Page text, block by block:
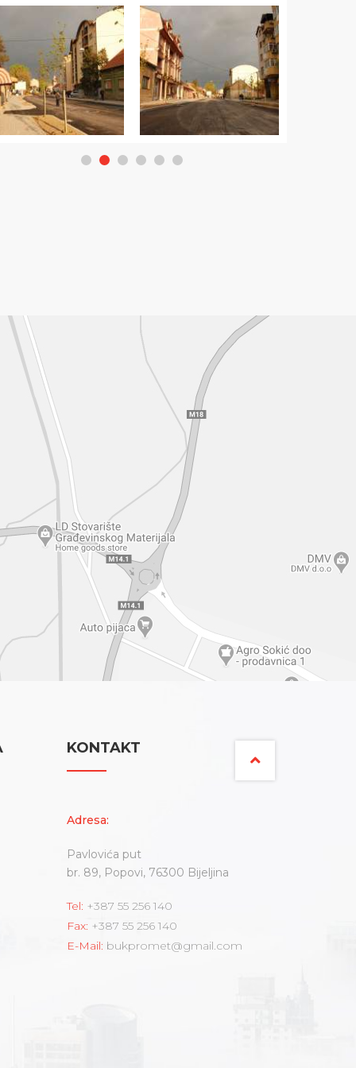
KONTAKT
Adresa:
Pavlovića put
br. 89, Popovi, 76300 Bijeljina
Tel: +387 55 256 140
Fax: +387 55 256 140
E-Mail: bukpromet@gmail.com